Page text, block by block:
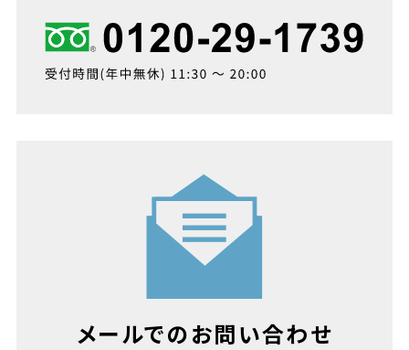
メールでのお問い合わせ